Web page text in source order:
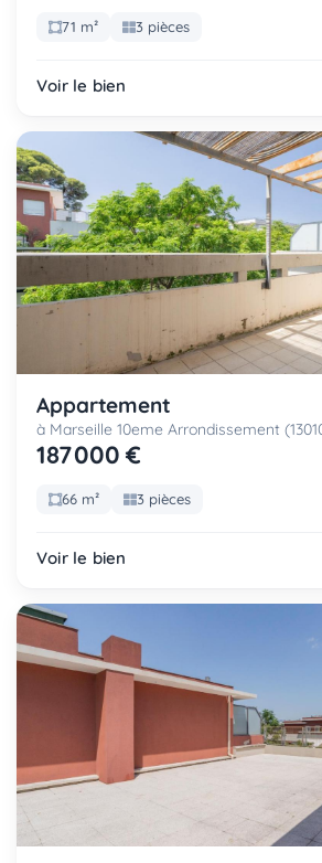
71 m² 3 pièces
Voir le bien
Appartement
à Marseille 10eme Arrondissement
187 000 €
66 m² 3 pièces
Voir le bien